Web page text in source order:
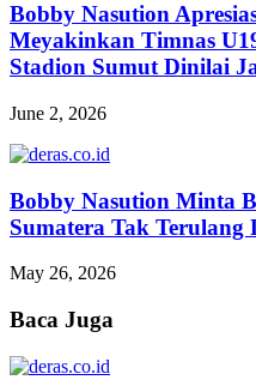
Bobby Nasution
Meyakinkan Timnas
Stadion Sumut Dinilai
June 2, 2026
Bobby Nasution Minta
Sumatera Tak Terulang
May 26, 2026
Baca Juga